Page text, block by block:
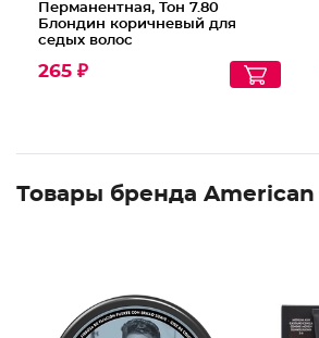
Перманентная, Тон 7.80
Блондин коричневый для
седых волос
265 ₽
Товары бренда